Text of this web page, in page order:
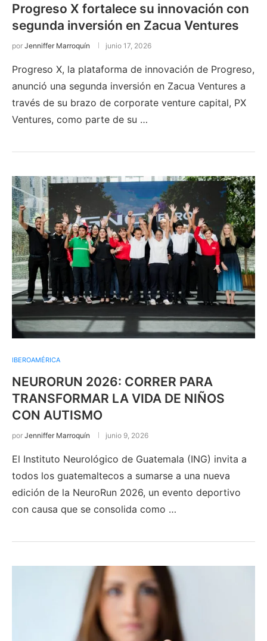
Progreso X fortalece su innovación con
segunda inversión en Zacua Ventures
por Jenniffer Marroquín junio 17, 2026
Progreso X, la plataforma de innovación de Progreso,
anunció una segunda inversión en Zacua Ventures a
través de su brazo de corporate venture capital, PX
Ventures, como parte de su …
IBEROAMÉRICA
NEURORUN 2026: CORRER PARA
TRANSFORMAR LA VIDA DE NIÑOS
CON AUTISMO
por Jenniffer Marroquín junio 9, 2026
El Instituto Neurológico de Guatemala (ING) invita a
todos los guatemaltecos a sumarse a una nueva
edición de la NeuroRun 2026, un evento deportivo
con causa que se consolida como …